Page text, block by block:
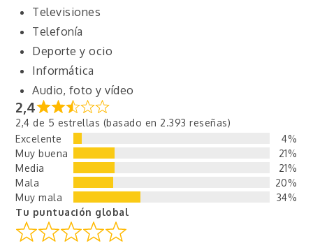
Televisiones
Telefonía
Deporte y ocio
Informática
Audio, foto y vídeo
2,4
2,4 de 5 estrellas (basado en 2.393 reseñas)
Excelente
4%
Muy buena
21%
Media
21%
Mala
20%
Muy mala
34%
Tu puntuación global